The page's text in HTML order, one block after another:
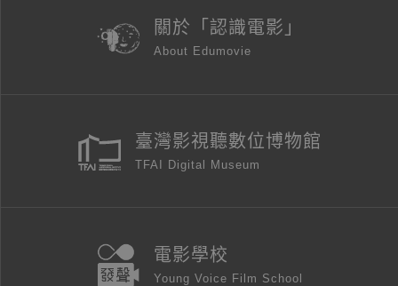
關於「認識電影」
About Edumovie
臺灣影視聽數位博物館
TFAI Digital Museum
電影學校
Young Voice Film School